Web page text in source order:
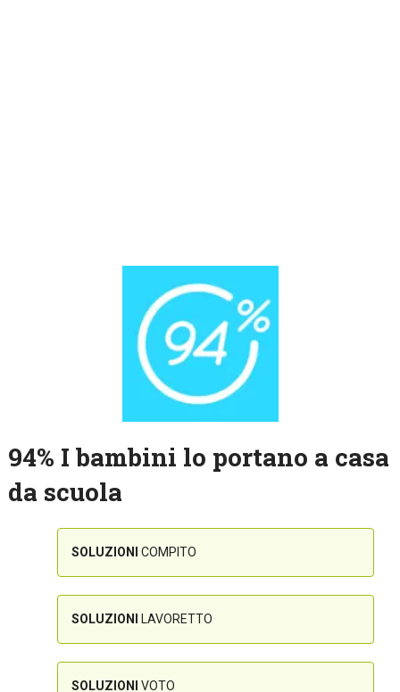
94% I bambini lo portano a casa
da scuola
SOLUZIONI COMPITO
SOLUZIONI LAVORETTO
SOLUZIONI VOTO